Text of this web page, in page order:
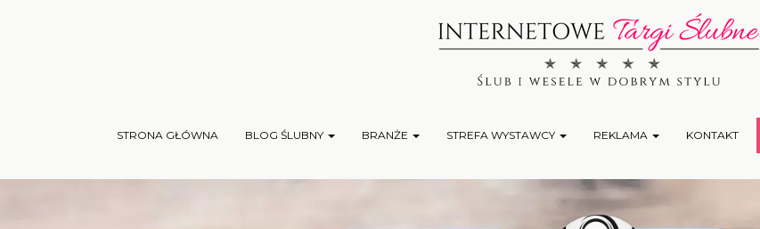
STRONA GŁÓWNA BLOG ŚLUBNY BRANŻE STREFA WYSTAWCY REKLAMA KONTAKT